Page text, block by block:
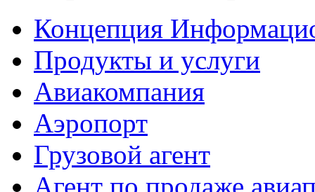
Концепция
Продукты и услуги
Авиакомпания
Аэропорт
Грузовой агент